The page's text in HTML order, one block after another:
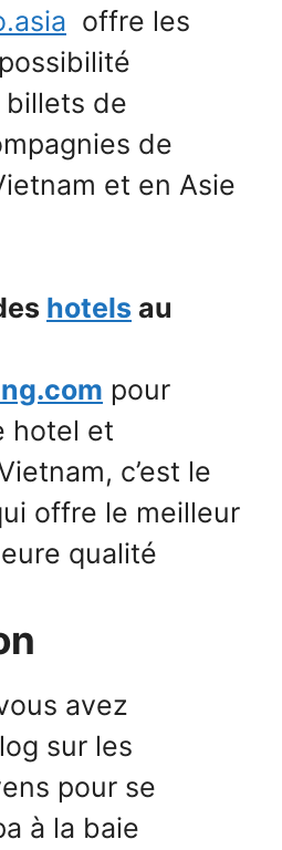
offre les
billets de
de
et en Asie
hotels au
pour
hotel et
c’est le
offre le meilleur
qualité
avez
sur les
pour se
à la baie